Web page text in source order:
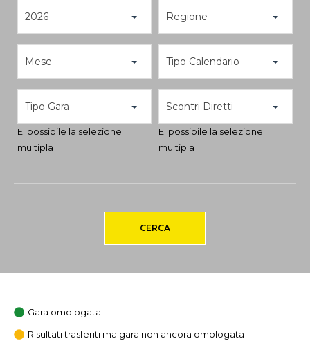
2026 Regione
Mese Tipo Calendario
Tipo Gara
E' possibile la selezione
multipla
Scontri Diretti
E' possibile la selezione
multipla
CERCA
Gara omologata
Risultati trasferiti ma gara non ancora omologata